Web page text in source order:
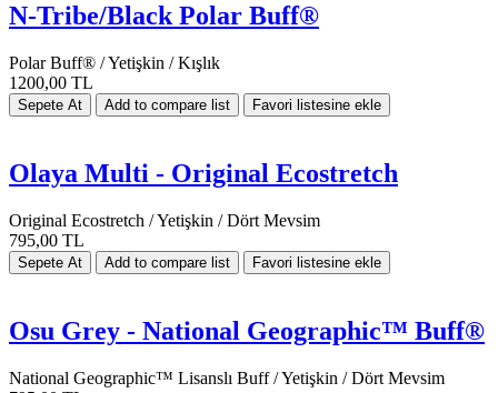
N-Tribe/Black Polar Buff®
Polar Buff® / Yetişkin / Kışlık
1200,00 TL
Olaya Multi - Original Ecostretch
Original Ecostretch / Yetişkin / Dört Mevsim
795,00 TL
Osu Grey - National Geographic™ Buff®
National Geographic™ Lisanslı Buff / Yetişkin / Dört Mevsim